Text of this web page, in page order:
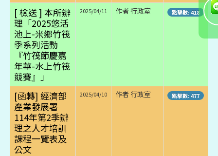
[ 檢送 ] 本所辦
理「2025悠活
池上-米鄉竹筏
季系列活動
『竹筏節慶嘉
年華-水上竹筏
競賽』」
2025/04/11 作者 行政室 點擊數: 418
[函轉] 經濟部
產業發展署
114年第2季辦
理之人才培訓
課程一覽表及
公文
2025/04/10 作者 行政室 點擊數: 477